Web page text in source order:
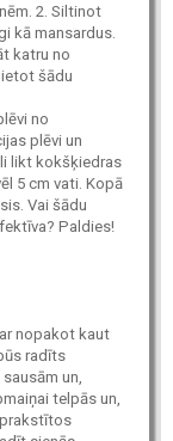
2. Siltinot
kā mansardus.
katru no
šādu
no
plēvi un
likt kokšķiedras
5 cm vati. Kopā
Vai šādu
Paldies!
nopakot kaut
radīts
un,
telpās un,